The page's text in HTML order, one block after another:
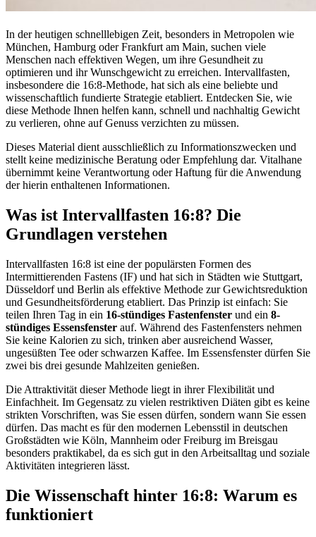
In der heutigen schnelllebigen Zeit, besonders in Metropolen wie
München, Hamburg oder Frankfurt am Main, suchen viele
Menschen nach effektiven Wegen, um ihre Gesundheit zu
optimieren und ihr Wunschgewicht zu erreichen. Intervallfasten,
insbesondere die 16:8-Methode, hat sich als eine beliebte und
wissenschaftlich fundierte Strategie etabliert. Entdecken Sie, wie
diese Methode Ihnen helfen kann, schnell und nachhaltig Gewicht
zu verlieren, ohne auf Genuss verzichten zu müssen.
Dieses Material dient ausschließlich zu Informationszwecken und
stellt keine medizinische Beratung oder Empfehlung dar. Vitalhane
übernimmt keine Verantwortung oder Haftung für die Anwendung
der hierin enthaltenen Informationen.
Was ist Intervallfasten 16:8? Die
Grundlagen verstehen
Intervallfasten 16:8 ist eine der populärsten Formen des
Intermittierenden Fastens (IF) und hat sich in Städten wie Stuttgart,
Düsseldorf und Berlin als effektive Methode zur Gewichtsreduktion
und Gesundheitsförderung etabliert. Das Prinzip ist einfach: Sie
teilen Ihren Tag in ein 16-stündiges Fastenfenster und ein 8-
stündiges Essensfenster auf. Während des Fastenfensters nehmen
Sie keine Kalorien zu sich, trinken aber ausreichend Wasser,
ungesüßten Tee oder schwarzen Kaffee. Im Essensfenster dürfen Sie
zwei bis drei gesunde Mahlzeiten genießen.
Die Attraktivität dieser Methode liegt in ihrer Flexibilität und
Einfachheit. Im Gegensatz zu vielen restriktiven Diäten gibt es keine
strikten Vorschriften, was Sie essen dürfen, sondern wann Sie essen
dürfen. Das macht es für den modernen Lebensstil in deutschen
Großstädten wie Köln, Mannheim oder Freiburg im Breisgau
besonders praktikabel, da es sich gut in den Arbeitsalltag und soziale
Aktivitäten integrieren lässt.
Die Wissenschaft hinter 16:8: Warum es
funktioniert